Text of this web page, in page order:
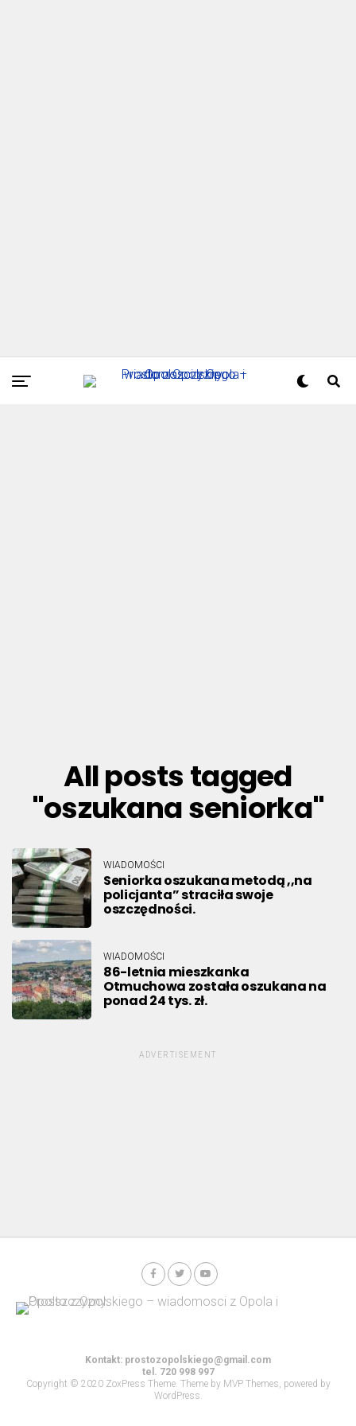
All posts tagged
"oszukana seniorka"
WIADOMOŚCI
Seniorka oszukana metodą ,,na
policjanta” straciła swoje
oszczędności.
WIADOMOŚCI
86-letnia mieszkanka
Otmuchowa została oszukana na
ponad 24 tys. zł.
ADVERTISEMENT
Kontakt: prostozopolskiego@gmail.com
tel. 720 998 997
Copyright © 2020 ZoxPress Theme. Theme by MVP Themes, powered by
WordPress.